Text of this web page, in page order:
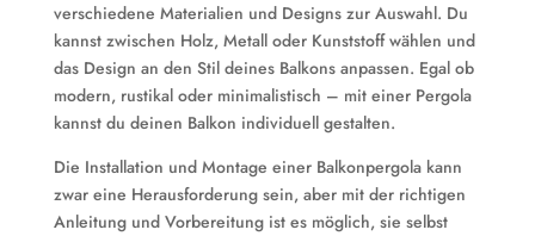
verschiedene Materialien und Designs zur Auswahl. Du
kannst zwischen Holz, Metall oder Kunststoff wählen und
das Design an den Stil deines Balkons anpassen. Egal ob
modern, rustikal oder minimalistisch – mit einer Pergola
kannst du deinen Balkon individuell gestalten.
Die Installation und Montage einer Balkonpergola kann
zwar eine Herausforderung sein, aber mit der richtigen
Anleitung und Vorbereitung ist es möglich, sie selbst